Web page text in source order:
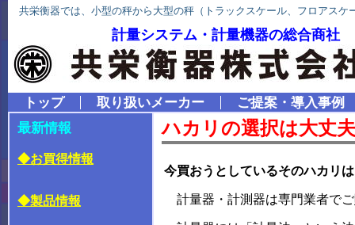
共栄衡器では、小型の秤から大型の秤（トラックスケール、フロアス
計量システム・計量機器の総合商社
トップ 取り扱いメーカー
ご提案・導入事例
最新情報
◆お買得情報
◆製品情報
ハカリの選択は大丈
今買おうとしているそのハカリ
計量器・計測器は専門業者で